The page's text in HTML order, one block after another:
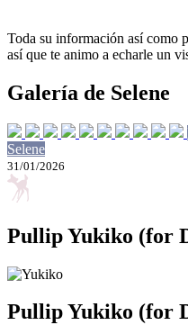
Toda su información así como
así que te animo a echarle un
Galería de Selene
Selene
31/01/2026
Pullip Yukiko (for
Pullip Yukiko (for